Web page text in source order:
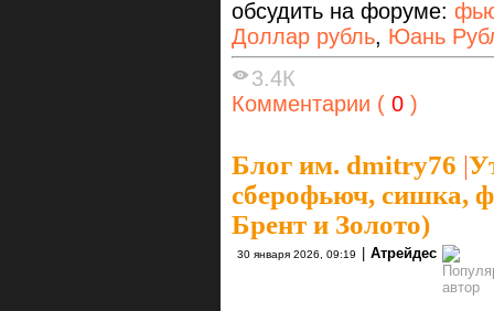
обсудить на форуме:
Доллар рубль, Юань
3.4К
Комментарии ( 0 )
Блог им. dmitry76 |
сберофьюч, сишка,
Брент и Золото)
30 января 2026, 09:19 Атрейдес